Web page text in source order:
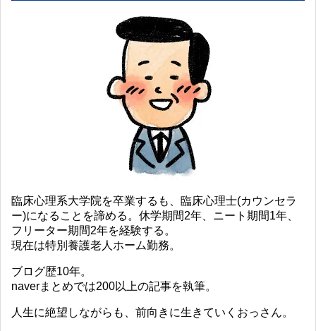
臨床心理系大学院を卒業するも、臨床心理士(カウンセラ
ー)になることを諦める。休学期間2年、ニート期間1年、
フリーター期間2年を経験する。
現在は特別養護老人ホーム勤務。
ブログ歴10年。
naverまとめでは200以上の記事を執筆。
人生に絶望しながらも、前向きに生きていくおっさん。